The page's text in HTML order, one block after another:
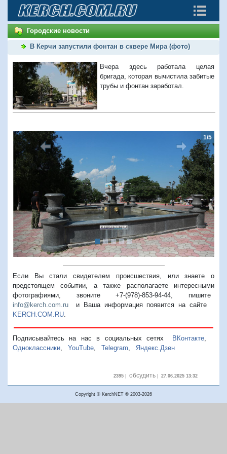
Городские новости
В Керчи запустили фонтан в сквере Мира (фото)
Вчера здесь работала целая
бригада, которая вычистила забитые
трубы и фонтан заработал.
1/5
Предыдущий
Если Вы стали свидетелем происшествия, или знаете о
предстоящем событии, а также располагаете интересными
фотографиями, звоните +7-(978)-853-94-44, пишите
info@kerch.com.ru и Ваша информация появится на сайте
KERCH.COM.RU.
Подписывайтесь на нас в социальных сетях ВКонтакте,
Одноклассники, YouTube, Telegram, Яндекс.Дзен
2395| обсудить| 27.06.2025 13:32
Copyright © KerchNET ® 2003-2026